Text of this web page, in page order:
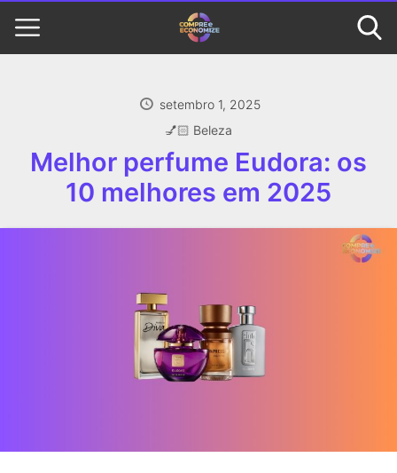
setembro 1, 2025
💅🏻 Beleza
Melhor perfume Eudora: os
10 melhores em 2025